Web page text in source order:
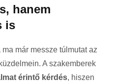
hanem
is
már messze túlmutat az
A szakemberek
érintő kérdés, hiszen